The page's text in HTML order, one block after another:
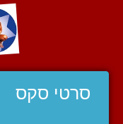
סרטי סקס